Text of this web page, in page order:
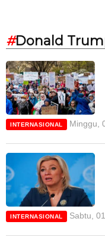
#Donald
INTERNASIONAL Minggu,
INTERNASIONAL Sabtu,